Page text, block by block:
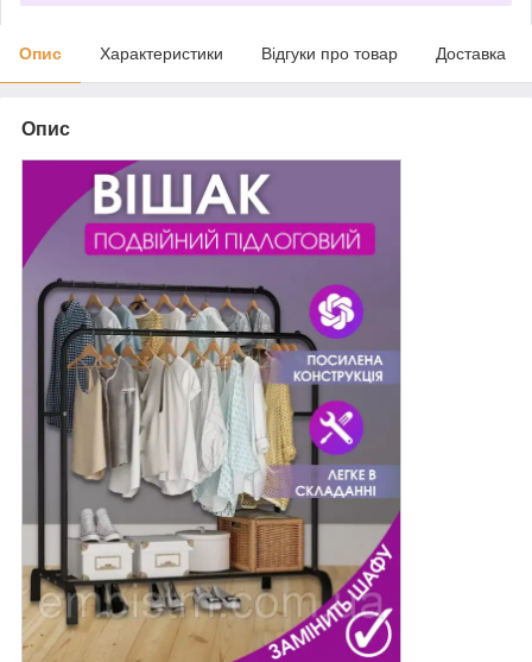
Опис Характеристики Відгуки про товар Доставка
Опис